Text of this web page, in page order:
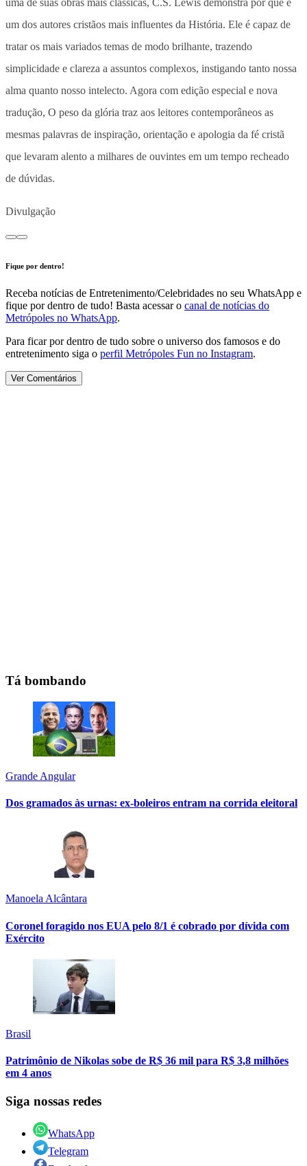
uma de suas obras mais clássicas, C.S. Lewis demonstra por que é
um dos autores cristãos mais influentes da História. Ele é capaz de
tratar os mais variados temas de modo brilhante, trazendo
simplicidade e clareza a assuntos complexos, instigando tanto nossa
alma quanto nosso intelecto. Agora com edição especial e nova
tradução, O peso da glória traz aos leitores contemporâneos as
mesmas palavras de inspiração, orientação e apologia da fé cristã
que levaram alento a milhares de ouvintes em um tempo recheado
de dúvidas.
Divulgação
Fique por dentro!
Receba notícias de Entretenimento/Celebridades no seu WhatsApp e
fique por dentro de tudo! Basta acessar o canal de notícias do
Metrópoles no WhatsApp.
Para ficar por dentro de tudo sobre o universo dos famosos e do
entretenimento siga o perfil Metrópoles Fun no Instagram.
Ver Comentários
Tá bombando
Grande Angular
Dos gramados às urnas: ex-boleiros entram na corrida eleitoral
Manoela Alcântara
Coronel foragido nos EUA pelo 8/1 é cobrado por dívida com
Exército
Brasil
Patrimônio de Nikolas sobe de R$ 36 mil para R$ 3,8 milhões
em 4 anos
Siga nossas redes
WhatsApp
Telegram